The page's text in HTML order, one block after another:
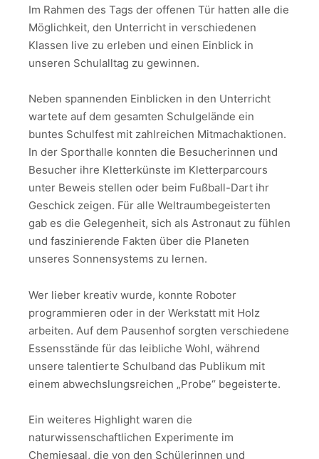
Im Rahmen des Tags der offenen Tür hatten alle die
Möglichkeit, den Unterricht in verschiedenen
Klassen live zu erleben und einen Einblick in
unseren Schulalltag zu gewinnen.
Neben spannenden Einblicken in den Unterricht
wartete auf dem gesamten Schulgelände ein
buntes Schulfest mit zahlreichen Mitmachaktionen.
In der Sporthalle konnten die Besucherinnen und
Besucher ihre Kletterkünste im Kletterparcours
unter Beweis stellen oder beim Fußball-Dart ihr
Geschick zeigen. Für alle Weltraumbegeisterten
gab es die Gelegenheit, sich als Astronaut zu fühlen
und faszinierende Fakten über die Planeten
unseres Sonnensystems zu lernen.
Wer lieber kreativ wurde, konnte Roboter
programmieren oder in der Werkstatt mit Holz
arbeiten. Auf dem Pausenhof sorgten verschiedene
Essensstände für das leibliche Wohl, während
unsere talentierte Schulband das Publikum mit
einem abwechslungsreichen „Probe“ begeisterte.
Ein weiteres Highlight waren die
naturwissenschaftlichen Experimente im
Chemiesaal, die von den Schülerinnen und